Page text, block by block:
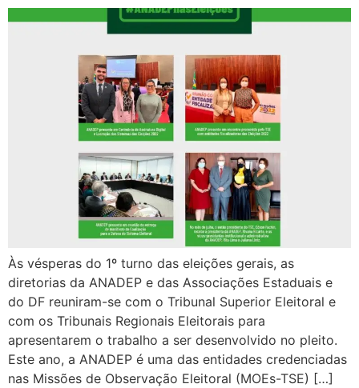
Às vésperas do 1º turno das eleições gerais, as
diretorias da ANADEP e das Associações Estaduais e
do DF reuniram-se com o Tribunal Superior Eleitoral e
com os Tribunais Regionais Eleitorais para
apresentarem o trabalho a ser desenvolvido no pleito.
Este ano, a ANADEP é uma das entidades credenciadas
nas Missões de Observação Eleitoral (MOEs-TSE) […]